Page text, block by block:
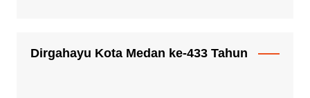
Dirgahayu Kota Medan ke-433 Tahun